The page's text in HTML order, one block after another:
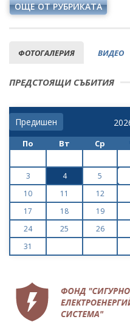
ОЩЕ ОТ РУБРИКАТА
ФОТОГАЛЕРИЯ ВИДЕО
ПРЕДСТОЯЩИ СЪБИТИЯ
Предишен
По Вт Ср
3
4 5
10
11 12
17
18 19
24
25 26
31